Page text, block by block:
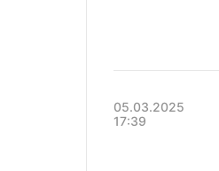
05.03.2025
17:39